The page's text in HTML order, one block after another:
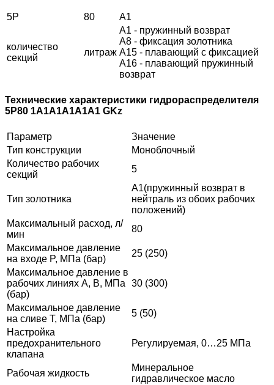
5Р 80 А1
количество
секций
литраж
А1 - пружинный возврат
А8 - фиксация золотника
А15 - плавающий с фиксацией
А16 - плавающий пружинный
возврат
Технические характеристики гидрораспределителя
5Р80 1А1А1А1А1А1 GKz
Параметр
Значение
Тип конструкции
Моноблочный
Количество рабочих
секций
5
Тип золотника
А1(пружинный возврат в
нейтраль из обоих рабочих
положений)
Максимальный расход, л/
мин
80
Максимальное давление
на входе P, МПа (бар)
25 (250)
Максимальное давление в
рабочих линиях A, B, МПа
(бар)
30 (300)
Максимальное давление
на сливе T, МПа (бар)
5 (50)
Настройка
предохранительного
клапана
Регулируемая, 0…25 МПа
Рабочая жидкость
Минеральное
гидравлическое масло